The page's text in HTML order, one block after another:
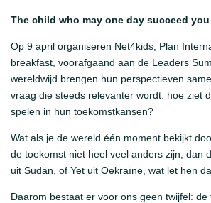
The child who may one day succeed
Op 9 april organiseren Net4kids, Plan
breakfast, voorafgaand aan de Leaders
wereldwijd brengen hun perspectieven
vraag die steeds relevanter wordt: hoe ziet
spelen in hun toekomstkansen?
Wat als je de wereld één moment bekijkt
de toekomst niet heel veel anders zijn, dan
uit Sudan, of Yet uit Oekraïne, wat let hen
Daarom bestaat er voor ons geen twijfel: